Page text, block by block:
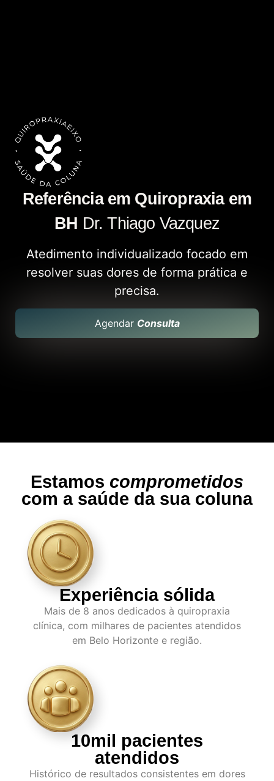
Referência em Quiropraxia em
BH Dr. Thiago Vazquez
Atedimento individualizado focado em
resolver suas dores de forma prática e
precisa.
Agendar Consulta
Estamos comprometidos
com a saúde da sua coluna
Experiência sólida
Mais de 8 anos dedicados à quiropraxia
clínica, com milhares de pacientes atendidos
em Belo Horizonte e região.
10mil pacientes
atendidos
Histórico de resultados consistentes em dores